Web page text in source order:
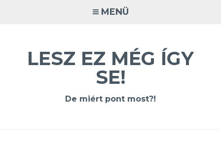
MENÜ
LESZ EZ MÉG ÍGY
SE!
De miért pont most?!